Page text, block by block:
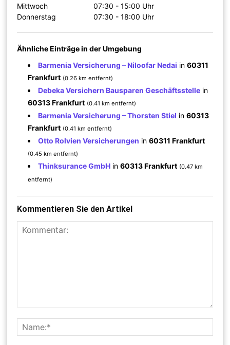
Mittwoch
07:30 - 15:00 Uhr
Donnerstag
07:30 - 18:00 Uhr
Ähnliche Einträge in der Umgebung
Barmenia Versicherung – Niloofar Nedai in60311
Frankfurt (0.26 km entfernt)
Debeka Versichern Bausparen Geschäftsstelle in
60313 Frankfurt (0.41 km entfernt)
Barmenia Versicherung – Thorsten Stiel in60313
Frankfurt (0.41 km entfernt)
Otto Rolvien Versicherungen in60311 Frankfurt
(0.45 km entfernt)
Thinksurance GmbH in60313 Frankfurt (0.47 km
entfernt)
Kommentieren Sie den Artikel